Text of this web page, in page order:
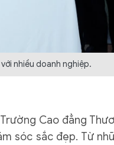
nhiều doanh nghiệp.
Cao đẳng
sóc sắc đẹp. Từ